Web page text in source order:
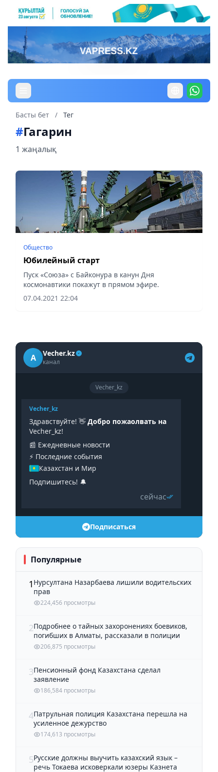
Басты бет / Тег
#Гагарин
1 жаңалық
Общество
Юбилейный старт
Пуск «Союза» с Байконура в канун Дня
космонавтики покажут в прямом эфире.
07.04.2021 22:04
A Vecher.kz
канал
Vecher_kz
Vecher_kz
Здравствуйте! 👋 Добро пожаолвать на
Vecher_kz!
📰 Ежедневные новости
⚡️ Последние события
Казахстан и Мир
Подпишитесь! 🔔
сейчас
Подписаться
Популярные
1 Нурсултана Назарбаева лишили водительских
прав
224,456 просмотры
2Подробнее о тайных захоронениях боевиков,
погибших в Алматы, рассказали в полиции
206,875 просмотры
3Пенсионный фонд Казахстана сделал
заявление
186,584 просмотры
4Патрульная полиция Казахстана перешла на
усиленное дежурство
174,613 просмотры
5Русские должны выучить казахский язык –
речь Токаева исковеркали юзеры Казнета